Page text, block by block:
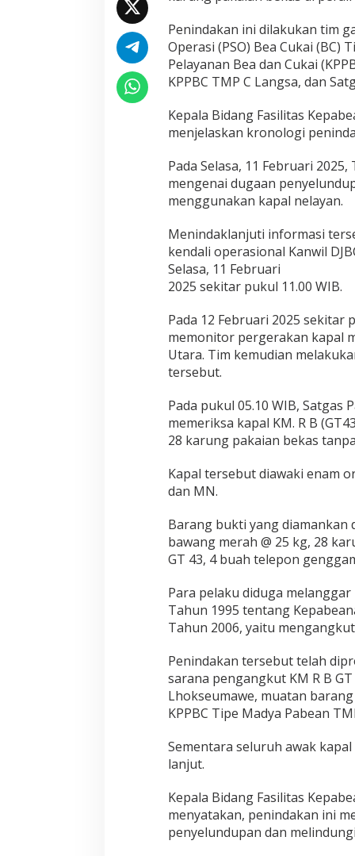
i
n
B
e
k
a
d
i
a
b
o
y
e
Penindakan ini dilakukan tim
Operasi (PSO) Bea Cukai (BC)
Pelayanan Bea dan Cukai
KPPBC TMP C Langsa, dan
Kepala Bidang Fasilitas
menjelaskan kronologi
Pada Selasa, 11 Februari
mengenai dugaan
menggunakan kapal nelayan.
Menindaklanjuti informasi
kendali operasional Kanwil
Selasa, 11 Februari
2025 sekitar pukul 11.00 WIB.
Pada 12 Februari 2025 sekitar
memonitor pergerakan kapal
Utara. Tim kemudian
tersebut.
Pada pukul 05.10 WIB,
memeriksa kapal KM. R B
28 karung pakaian bekas
Kapal tersebut diawaki enam
dan MN.
Barang bukti yang diamankan
bawang merah @ 25 kg, 28
GT 43, 4 buah telepon
Para pelaku diduga melanggar
Tahun 1995 tentang
Tahun 2006, yaitu
Penindakan tersebut telah
sarana pengangkut KM R B
Lhokseumawe, muatan
KPPBC Tipe Madya Pabean
Sementara seluruh awak
lanjut.
Kepala Bidang Fasilitas
menyatakan, penindakan ini
penyelundupan dan